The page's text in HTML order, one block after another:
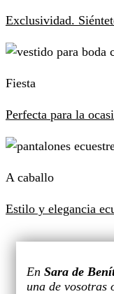
Exclusividad.
Fiesta
Perfecta para la
A caballo
Estilo y elegancia
En Sara de
una de vosotras